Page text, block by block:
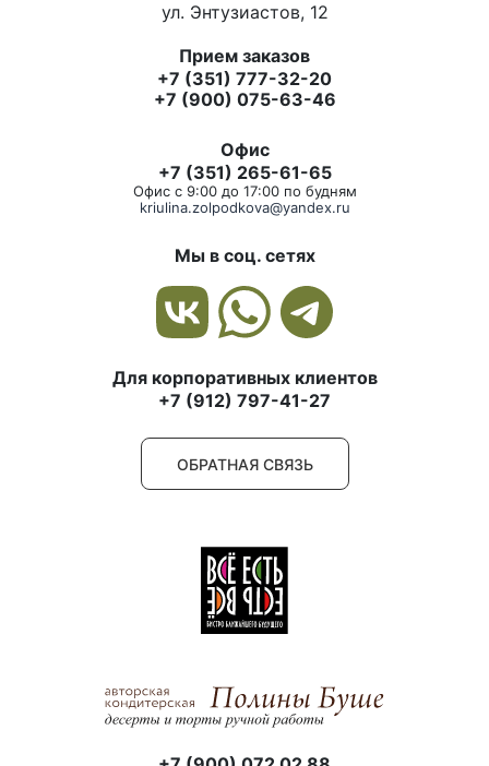
ул. Энтузиастов, 12
Прием заказов
+7 (351) 777-32-20
+7 (900) 075-63-46
Офис
+7 (351) 265-61-65
Офис с 9:00 до 17:00 по будням
kriulina.zolpodkova@yandex.ru
Мы в соц. сетях
Для корпоративных клиентов
+7 (912) 797-41-27
ОБРАТНАЯ СВЯЗЬ